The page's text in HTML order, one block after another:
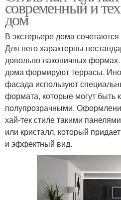
современный и
дом
В экстерьере дома
Для него характерны
довольно лаконичных
дома формируют террасы.
фасада используют
формата, которые могут быть
полупрозрачными.
хай-тек стиле такими
или кристалл, который
и эффектный вид.